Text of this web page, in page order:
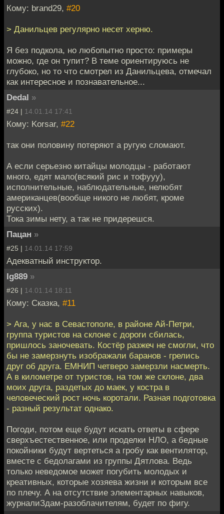
Кому: brand29, #20
> Данильцев регулярно несет херню.
Я без подкола, но любопытно просто: примеры
можно, где он тупит? В теме ориентируюсь не
глубоко, но то что смотрел из Данильцева, отмечал
как интересное и познавательное...
Dedal »
#24 | 14.01.14 17:41
Кому: Korsar, #22
так они половину потеряют а ругую сломают.
А если серьезно китайцы молодцы - работают
много, едят мало(всякий рис и тофууу),
исполнительные, наблюдательные, нелюбят
американцев(вообще никого не любят, кроме
русских).
Тока зимы нету, а так не придерешся.
Пацан »
#25 | 14.01.14 17:59
Адекватный инструктор.
Ig889 »
#26 | 14.01.14 18:11
Кому: Сказка, #11
> Ага, у нас в Севастополе, в районе Ай-Петри,
группа туристов на склоне с дороги сбилась,
пришлось заночевать. Костёр разжеч не смогли, что
бы не замерзнуть изображали баранов - грелись
друг об друга. ЕМНИП четверо замерзли насмерть.
А в километре от туристов, на том же склоне, два
моих друга, раздетых до маек, у костра в
человеческий рост ночь коротали. Разная подготовка
- разный результат однако.
Погоди, потом еще будут искать ответы в сфере
сверхъестественное, или проделки НЛО, а бедные
покойники будут вертеться а гробу как вентилятор,
вместе с бедолагами из группы Дятлова. Ведь
только неведомое может погубить молодых и
креативных, которые хозяева жизни и которым все
по плечу. А на отсутствие элементарных навыков,
журналиЗдам-разоблачителям, будет по фигу.